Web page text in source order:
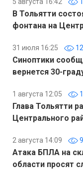
В Тольятти
фонтана на
31 июля 16:25
Синоптики
вернется 30-
1 августа 12:05
Глава Тольятти
Центрального
2 августа 14:09
Атака БПЛА на
области просят